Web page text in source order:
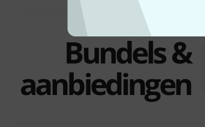
Bundels &
aanbiedingen